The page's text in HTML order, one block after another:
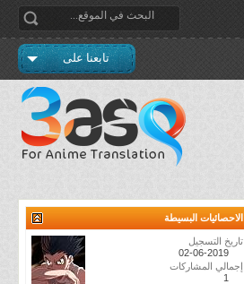
تابعنا على
الاحصائيات البسيطة
تاريخ التسجيل
02-06-2019
إجمالي المشاركات
1